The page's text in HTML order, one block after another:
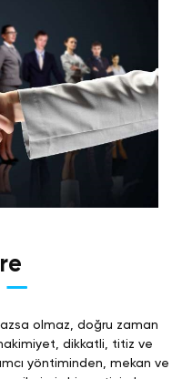
olmaz, doğru zaman
dikkatli, titiz ve
yöntiminden, mekan ve